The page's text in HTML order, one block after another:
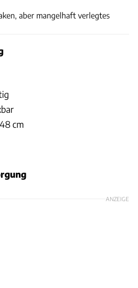
aber mangelhaft verlegtes
cm
ANZEIGE